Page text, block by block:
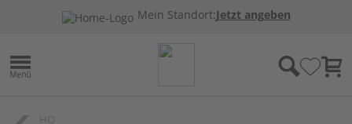
Mein Standort:Jetzt angeben